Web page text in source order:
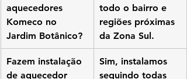
aquecedores
Komeco no
Jardim Botânico?
todo o bairro e
regiões próximas
da Zona Sul.
Fazem instalação
de aquecedor
Sim, instalamos
seguindo todas